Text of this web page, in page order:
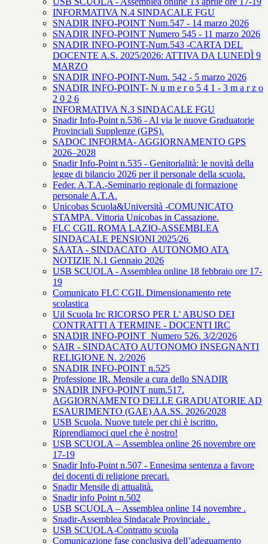
INFORMATIVA N.4 SINDACALE FGU
SNADIR INFO-POINT Num.547 - 14 marzo 2026
SNADIR INFO-POINT Numero 545 - 11 marzo 2026
SNADIR INFO-POINT-Num.543 -CARTA DEL
DOCENTE A.S. 2025/2026: ATTIVA DA LUNEDÌ 9
MARZO
SNADIR INFO-POINT-Num. 542 - 5 marzo 2026
SNADIR INFO-POINT- N u m e r o 5 4 1 - 3 m a r z o
2 0 2 6
INFORMATIVA N.3 SINDACALE FGU
Snadir Info-Point n.536 - Al via le nuove Graduatorie
Provinciali Supplenze (GPS).
SADOC INFORMA- AGGIORNAMENTO GPS
2026–2028
Snadir Info-Point n.535 - Genitorialità: le novità della
legge di bilancio 2026 per il personale della scuola.
Feder. A.T.A.-Seminario regionale di formazione
personale A.T.A.
Unicobas Scuola&Università -COMUNICATO
STAMPA. Vittoria Unicobas in Cassazione.
FLC CGIL ROMA LAZIO-ASSEMBLEA
SINDACALE PENSIONI 2025/26
SAATA - SINDACATO AUTONOMO ATA
NOTIZIE N.1 Gennaio 2026
USB SCUOLA - Assemblea online 18 febbraio ore 17-
19
Comunicato FLC CGIL Dimensionamento rete
scolastica
Uil Scuola Irc RICORSO PER L' ABUSO DEI
CONTRATTI A TERMINE - DOCENTI IRC
SNADIR INFO-POINT Numero 526. 3/2/2026
SAIR - SINDACATO AUTONOMO INSEGNANTI
RELIGIONE N. 2/2026
SNADIR INFO-POINT n.525
Professione IR. Mensile a cura dello SNADIR
SNADIR INFO-POINT num.517.
AGGIORNAMENTO DELLE GRADUATORIE AD
ESAURIMENTO (GAE) AA.SS. 2026/2028
USB Scuola. Nuove tutele per chi è iscritto.
Riprendiamoci quel che è nostro!
USB SCUOLA – Assemblea online 26 novembre ore
17-19
Snadir Info-Point n.507 - Ennesima sentenza a favore
dei docenti di religione precari.
Snadir Mensile di attualità.
Snadir info Point n.502
USB SCUOLA – Assemblea online 14 novembre .
Snadir-Assemblea Sindacale Provinciale .
USB SCUOLA-Contratto scuola
Comunicazione fase conclusiva dell’adeguamento